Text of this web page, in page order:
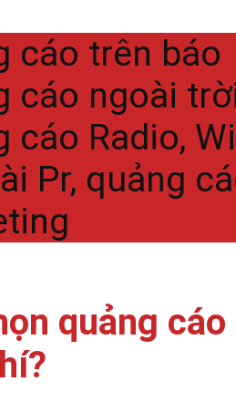
cáo trên báo
cáo ngoài
cáo Radio,
Pr, quảng
quảng